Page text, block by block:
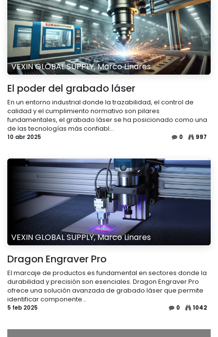
VEXIN GLOBAL SUPPLY, Marco Linares
El poder del grabado láser
En un entorno industrial donde la trazabilidad, el control de
calidad y el cumplimiento normativo son pilares
fundamentales, el grabado láser se ha posicionado como una
de las tecnologías más confiabl...
10 abr 2025 0 997
VEXIN GLOBAL SUPPLY, Marco Linares
Dragon Engraver Pro
El marcaje de productos es fundamental en sectores donde la
durabilidad y precisión son esenciales. Dragon Engraver Pro
ofrece una solución avanzada de grabado láser que permite
identificar componente...
5 feb 2025 0 1042